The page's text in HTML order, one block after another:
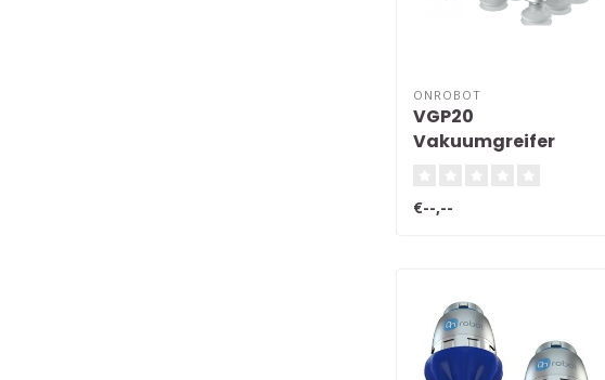
ONROBOT
VGP20
Vakuumgreifer
€--,--